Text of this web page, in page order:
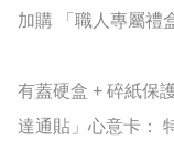
加購 「職人專屬禮
有蓋硬盒 + 碎紙保
達通貼」心意卡：